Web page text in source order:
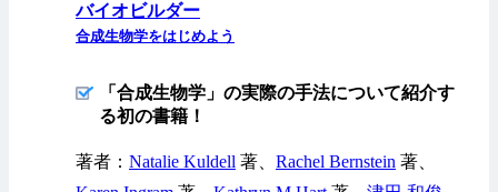
バイオビルダー
合成生物学をはじめよう
「合成生物学」の実際の手法について紹介す
る初の書籍！
著者： Natalie Kuldell 著、 Rachel Bernstein 著、